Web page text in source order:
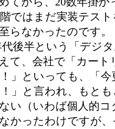
ではまだ実装テス
らなかったのです。
代後半という「デジ
て、会社で「カート
」といっても、「
」と言われ、もとも
い（いわば個人的コ
かったわけですが